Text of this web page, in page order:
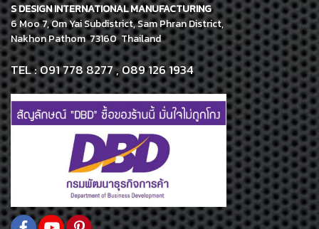
S DESIGN INTERNATIONAL MANUFACTURING
6 Moo 7, Om Yai Subdistrict, Sam Phran District,
Nakhon Pathom 73160 Thailand
TEL : 091 778 8277 , 089 126 1934